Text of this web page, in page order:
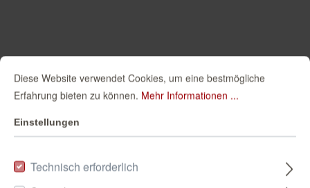
Diese Website verwendet Cookies, um eine bestmögliche
Erfahrung bieten zu können. Mehr Informationen ...
Einstellungen
Technisch erforderlich